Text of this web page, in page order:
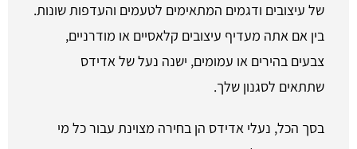
של עיצובים ודגמים המתאימים לטעמים והעדפות שונות.
בין אם אתה מעדיף עיצובים קלאסיים או מודרניים,
צבעים בהירים או עמומים, ישנה נעל של אדידס
שתתאים לסגנון שלך.
בסך הכל, נעלי אדידס הן בחירה מצוינת עבור כל מי